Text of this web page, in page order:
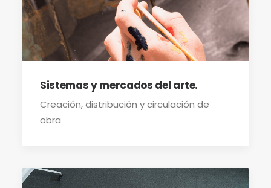
Sistemas y mercados del arte.
Creación, distribución y circulación de
obra